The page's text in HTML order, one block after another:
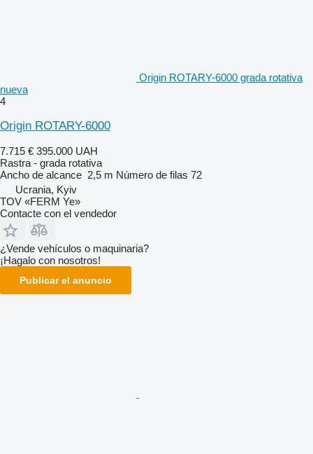
Origin ROTARY-6000 grada rotativa
nueva
4
Origin ROTARY-6000
7.715 € 395.000 UAH
Rastra - grada rotativa
Ancho de alcance 2,5 m Número de filas 72
Ucrania, Kyiv
TOV «FERM Ye»
Contacte con el vendedor
¿Vende vehículos o maquinaria?
¡Hagalo con nosotros!
Publicar el anuncio